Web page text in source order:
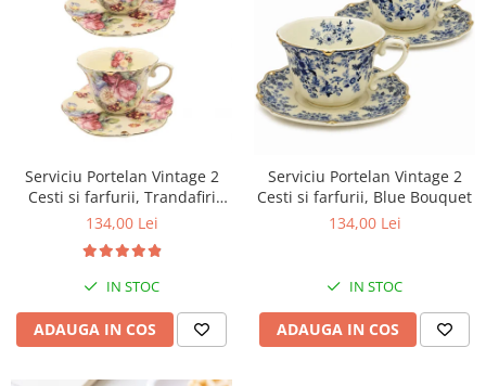
Serviciu Portelan Vintage 2
Cesti si farfurii, Trandafiri
NEW
134,00 Lei
IN STOC
ADAUGA IN COS
Serviciu Portelan Vintage 2
Cesti si farfurii, Blue Bouquet
134,00 Lei
IN STOC
ADAUGA IN COS